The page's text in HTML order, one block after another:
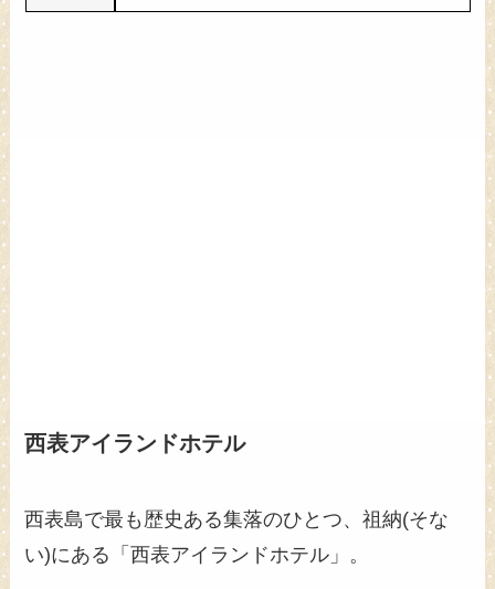
西表アイランドホテル
西表島で最も歴史ある集落のひとつ、祖納(そな
い)にある「西表アイランドホテル」。